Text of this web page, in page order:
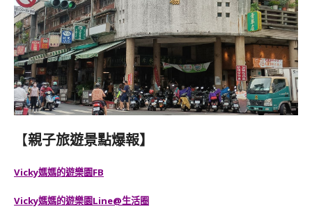
【親子旅遊景點爆報】
Vicky媽媽的遊樂園FB
Vicky媽媽的遊樂園Line@生活圈